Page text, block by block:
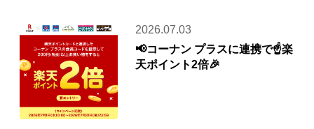
2026.07.03
📢コーナン プラスに連携で☝️楽
天ポイント2倍🎉